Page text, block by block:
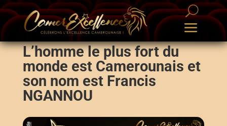
L’homme le plus fort du
monde est Camerounais et
son nom est Francis
NGANNOU